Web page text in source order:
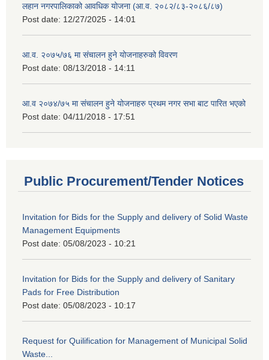
लहान नगरपालिकाको आवधिक योजना (आ.व. २०८२/८३-२०८६/८७)
Post date: 12/27/2025 - 14:01
आ.व. २०७५/७६ मा संचालन हुने योजनाहरुको विवरण
Post date: 08/13/2018 - 14:11
आ.व २०७४/७५ मा संचालन हुने योजनाहरु प्रथम नगर सभा बाट पारित भएको
Post date: 04/11/2018 - 17:51
Public Procurement/Tender Notices
Invitation for Bids for the Supply and delivery of Solid Waste
Management Equipments
Post date: 05/08/2023 - 10:21
Invitation for Bids for the Supply and delivery of Sanitary
Pads for Free Distribution
Post date: 05/08/2023 - 10:17
Request for Quilification for Management of Municipal Solid
Waste...